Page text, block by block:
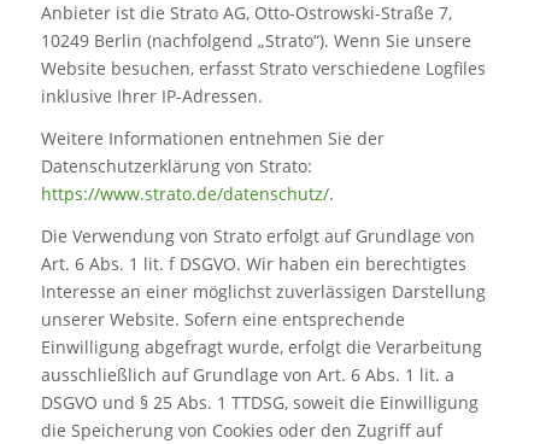
Anbieter ist die Strato AG, Otto-Ostrowski-Straße 7,
10249 Berlin (nachfolgend „Strato“). Wenn Sie unsere
Website besuchen, erfasst Strato verschiedene Logfiles
inklusive Ihrer IP-Adressen.
Weitere Informationen entnehmen Sie der
Datenschutzerklärung von Strato:
https://www.strato.de/datenschutz/.
Die Verwendung von Strato erfolgt auf Grundlage von
Art. 6 Abs. 1 lit. f DSGVO. Wir haben ein berechtigtes
Interesse an einer möglichst zuverlässigen Darstellung
unserer Website. Sofern eine entsprechende
Einwilligung abgefragt wurde, erfolgt die Verarbeitung
ausschließlich auf Grundlage von Art. 6 Abs. 1 lit. a
DSGVO und § 25 Abs. 1 TTDSG, soweit die Einwilligung
die Speicherung von Cookies oder den Zugriff auf